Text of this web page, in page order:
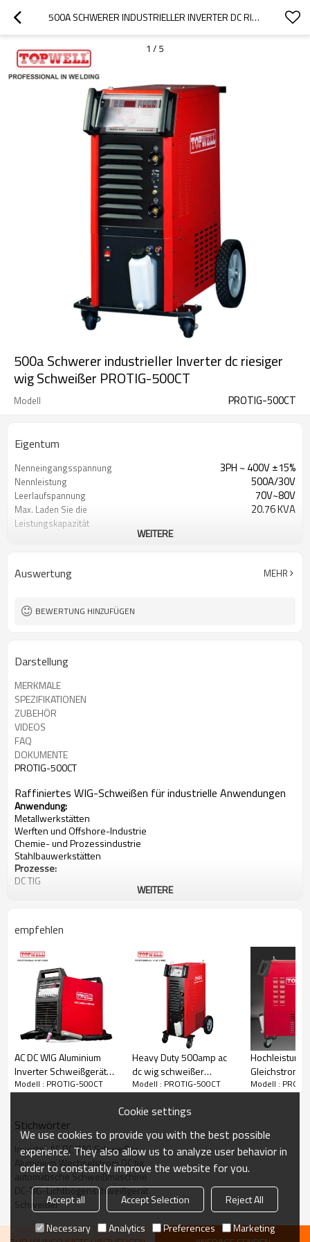
500A SCHWERER INDUSTRIELLER INVERTER DC RIESIGER WIG SCHWEISSER PROTIG-500CT
1 / 5
500a Schwerer industrieller Inverter dc riesiger
wig Schweißer PROTIG-500CT
Modell PROTIG-500CT
Eigentum
Nenneingangsspannung 3PH ~ 400V ±15%
Nennleistung 500A/30V
Leerlaufspannung 70V~80V
Max. Laden Sie die
Leistungskapazität
20.76 KVA
Garantie 1 Jahr Garantie
Gewicht
WEITERE
Auswertung MEHR
BEWERTUNG HINZUFÜGEN
Darstellung
MERKMALE
SPEZIFIKATIONEN
ZUBEHÖR
VIDEOS
FAQ
DOKUMENTE
PROTIG-500CT
Raffiniertes WIG-Schweißen für industrielle Anwendungen
Anwendung:
Metallwerkstätten
Werften und Offshore-Industrie
Chemie- und Prozessindustrie
Stahlbauwerkstätten
Prozesse:
DC TIG
500 A bei 30 V bei 60% Einschaltdauer
WEITERE
empfehlen
AC DC WIG Aluminium
Inverter Schweißgerät
ALUTIG-200P
Modell : PROTIG-500CT
Heavy Duty 500amp ac
dc wig schweißer
wasserkühlung MASTER
Modell : PROTIG-500CT
Gleichstrom-
Schweißgerät
Modell :
Stichwörter
Inverter AC DC WIG Schweißer
Aluminium Wechselstrom DC tig
automatische Schweißmaschine
DC-TIG-Lichtbogenschweißgerät
Schweißer
Cookie settings
We use cookies to provide you with the best possible
experience. They also allow us to analyze user behavior in
order to constantly improve the website for you.
Accept all Accept Selection
Reject All
Necessary
Analytics Preferences Marketing